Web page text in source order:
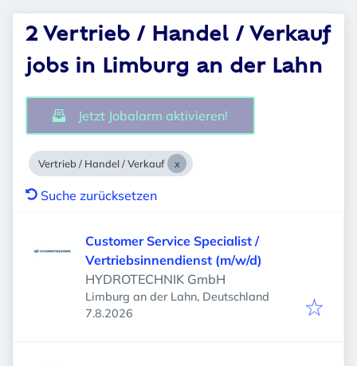
2 Vertrieb / Handel / Verkauf
jobs in Limburg an der Lahn
Jetzt Jobalarm aktivieren!
Vertrieb / Handel / Verkauf
Suche zurücksetzen
Customer Service Specialist /
Vertriebsinnendienst (m/w/d)
HYDROTECHNIK GmbH
Limburg an der Lahn, Deutschland
Veröffentlicht
7.8.2026